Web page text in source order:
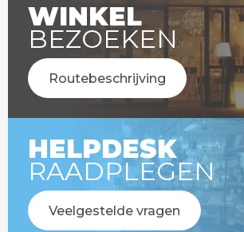
WINKEL
BEZOEKEN
Routebeschrijving
HELPDESK
RAADPLEGEN
Veelgestelde vragen